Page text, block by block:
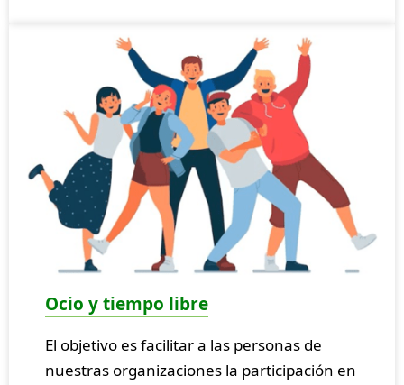
Ocio y tiempo libre
El objetivo es facilitar a las personas de
nuestras organizaciones la participación en